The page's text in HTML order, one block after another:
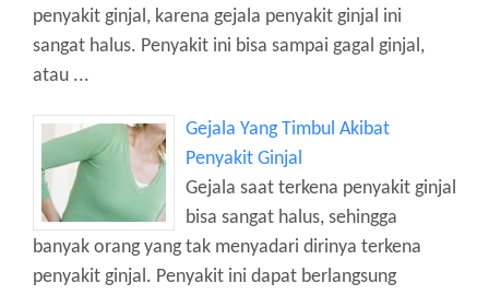
penyakit ginjal, karena gejala penyakit ginjal ini
sangat halus. Penyakit ini bisa sampai gagal ginjal,
atau ...
Gejala Yang Timbul Akibat
Penyakit Ginjal
Gejala saat terkena penyakit ginjal
bisa sangat halus, sehingga
banyak orang yang tak menyadari dirinya terkena
penyakit ginjal. Penyakit ini dapat berlangsung